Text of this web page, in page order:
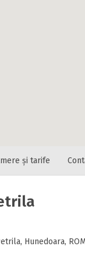
și tarife
Hunedoara,
https://
E-mail
Numar